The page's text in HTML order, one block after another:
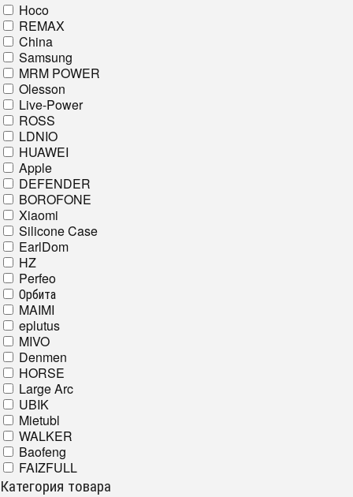
Hoco
REMAX
China
Samsung
MRM POWER
Olesson
Live-Power
ROSS
LDNIO
HUAWEI
Apple
DEFENDER
BOROFONE
Xiaomi
Silicone Case
EarlDom
HZ
Perfeo
Орбита
MAIMI
eplutus
MIVO
Denmen
HORSE
Large Arc
UBIK
Mietubl
WALKER
Baofeng
FAIZFULL
Категория товара